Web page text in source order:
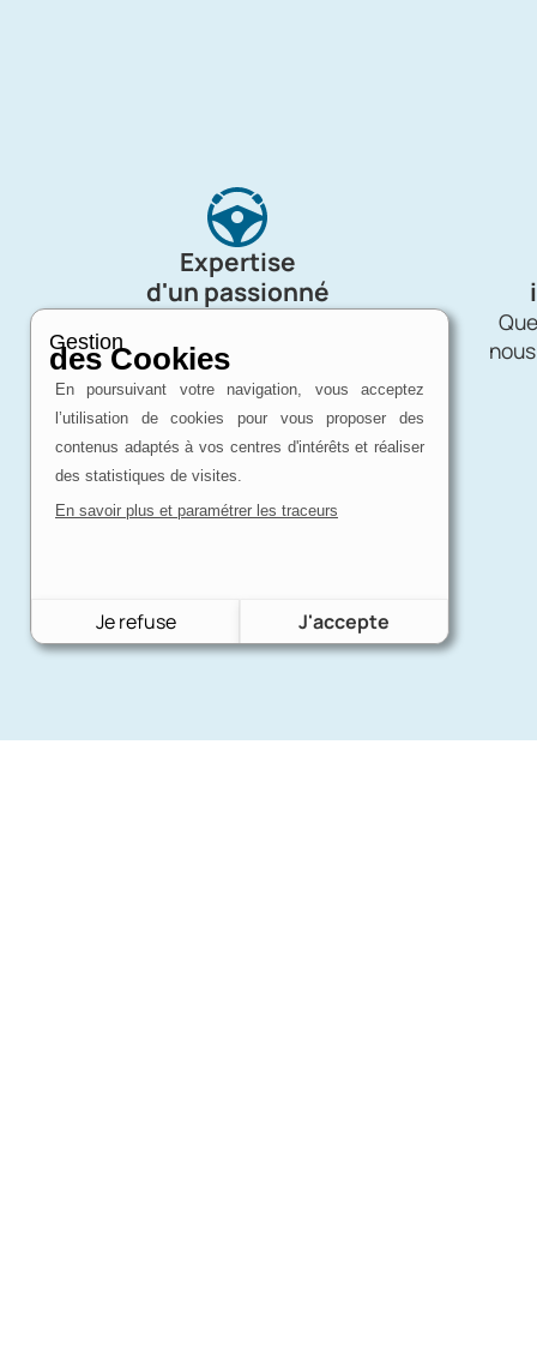
Expertise
d'un passionné
une affaire de passion !
Gestion
des Cookies
En poursuivant votre navigation, vous acceptez
l’utilisation de cookies pour vous proposer des
contenus adaptés à vos centres d'intérêts et réaliser
des statistiques de visites.
En savoir plus et paramétrer les traceurs
Je refuse J'accepte